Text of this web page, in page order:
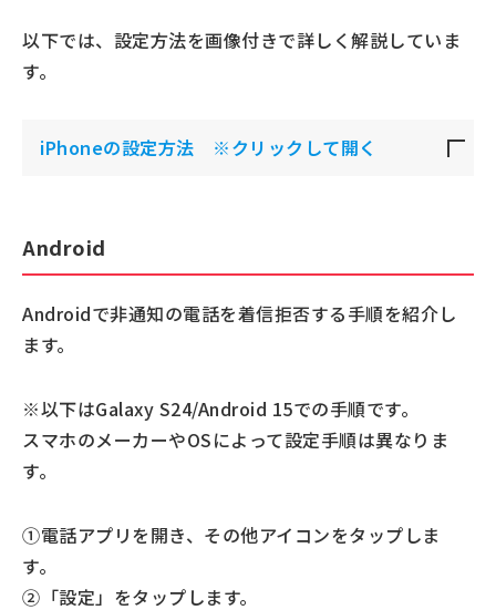
以下では、設定方法を画像付きで詳しく解説していま
す。
iPhoneの設定方法 ※クリックして開く
Android
Androidで非通知の電話を着信拒否する手順を紹介し
ます。
※以下はGalaxy S24/Android 15での手順です。
スマホのメーカーやOSによって設定手順は異なりま
す。
①電話アプリを開き、その他アイコンをタップしま
す。
②「設定」をタップします。